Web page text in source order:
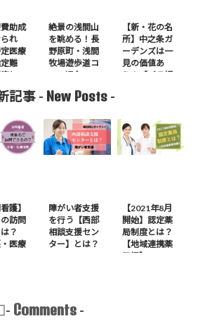
費助成
れ
医療
難
と
絶景の浅間山
を眺める！長
野原町・浅間
牧場遊歩道コ
ース紹介
【新・花の名
所】中之条ガ
ーデンズは一
見の価値あ
り！【バラ好
記事 - New Posts -
護】
訪問
？
・医療
障がい者支援
を行う【西部
相談支援セン
ター】とは？
【2021年8月
開始】認定薬
局制度とは？
【地域連携薬
局編】
- Comments -